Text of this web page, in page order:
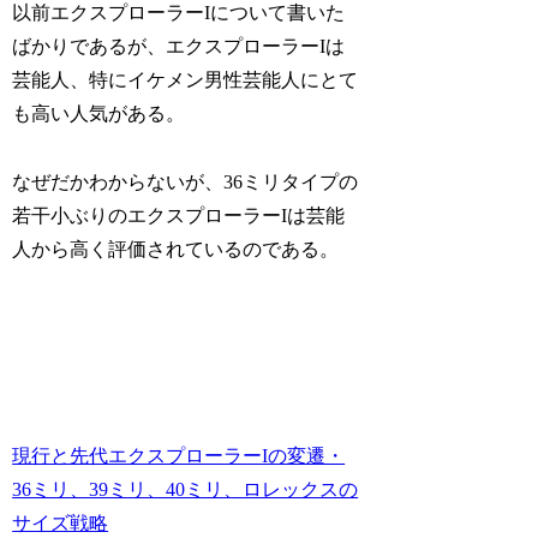
以前エクスプローラーIについて書いた
ばかりであるが、エクスプローラーIは
芸能人、特にイケメン男性芸能人にとて
も高い人気がある。
なぜだかわからないが、36ミリタイプの
若干小ぶりのエクスプローラーIは芸能
人から高く評価されているのである。
現行と先代エクスプローラーIの変遷・
36ミリ、39ミリ、40ミリ、ロレックスの
サイズ戦略